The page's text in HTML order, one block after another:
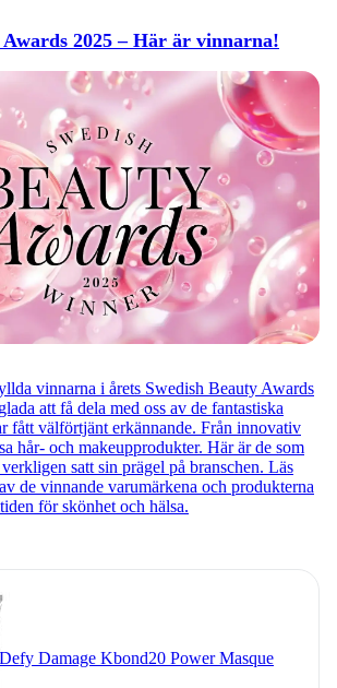
Awards 2025 – Här är vinnarna!
vinnarna i årets Swedish Beauty Awards
att få dela med oss av de fantastiska
fått välförtjänt erkännande. Från innovativ
hår- och makeupprodukter. Här är de som
satt sin prägel på branschen. Läs
de vinnande varumärkena och produkterna
för skönhet och hälsa.
Damage Kbond20 Power Masque